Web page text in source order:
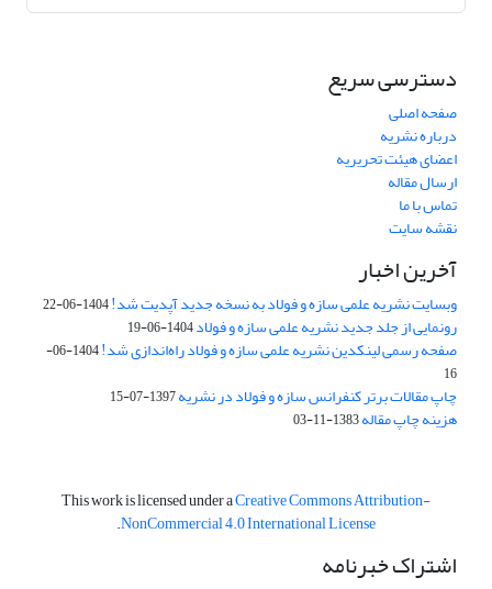
دسترسی سریع
صفحه اصلی
درباره نشریه
اعضای هیئت تحریریه
ارسال مقاله
تماس با ما
نقشه سایت
آخرین اخبار
وبسایت نشریه علمی سازه و فولاد به نسخه جدید آپدیت شد!1404-06-22
رونمایی از جلد جدید نشریه علمی سازه و فولاد1404-06-19
صفحه رسمی لینکدین نشریه علمی سازه و فولاد راه‌اندازی شد!
1404-06-
16
چاپ مقالات برتر کنفرانس سازه و فولاد در نشریه1397-07-15
هزینه چاپ مقاله1383-11-03
This work is licensed under aCreative Commons Attribution-
NonCommercial 4.0 International License
.
اشتراک خبرنامه